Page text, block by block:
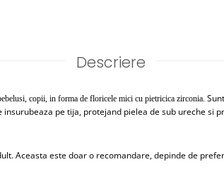
Descriere
copii, in forma de floricele mici cu pietricica zirconia.
pe tija, protejand pielea de sub ureche si
Aceasta este doar o recomandare, depinde de